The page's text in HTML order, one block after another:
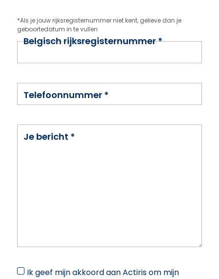
Belgisch rijksregisternummer*
*Als je jouw rijksregisternummer niet kent, gelieve dan je
geboortedatum in te vullen
Telefoonnummer *
Je bericht *
Ik geef mijn akkoord aan Actiris om mijn